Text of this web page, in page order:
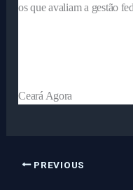
os que avaliam a gestão
Ceará Agora
PREVIOUS